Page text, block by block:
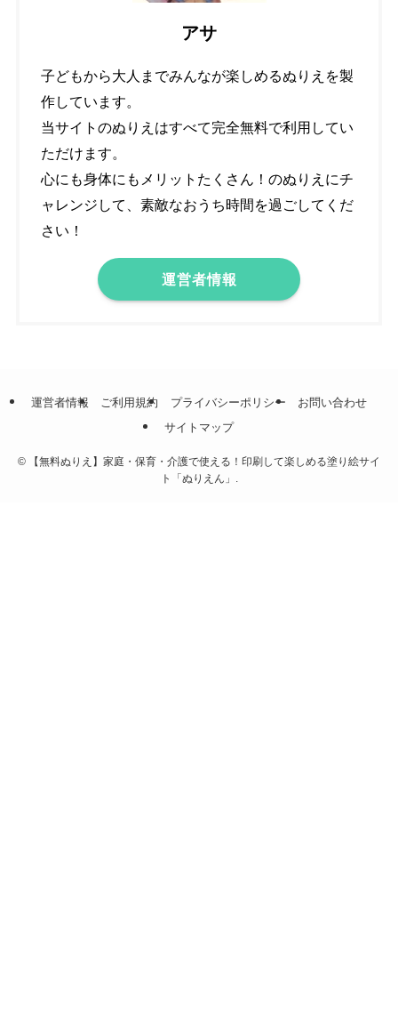
アサ
子どもから大人までみんなが楽しめるぬりえを製
作しています。
当サイトのぬりえはすべて完全無料で利用してい
ただけます。
心にも身体にもメリットたくさん！のぬりえにチ
ャレンジして、素敵なおうち時間を過ごしてくだ
さい！
運営者情報
運営者情報 ご利用規約 プライバシーポリシー
お問い合わせ
サイトマップ
© 【無料ぬりえ】家庭・保育・介護で使える！印刷して楽しめる塗り絵サイ
ト「ぬりえん」.